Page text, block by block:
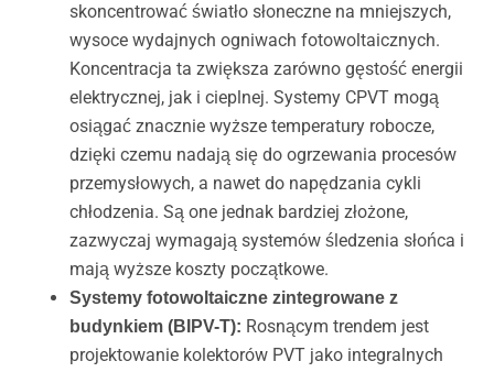
skoncentrować światło słoneczne na mniejszych,
wysoce wydajnych ogniwach fotowoltaicznych.
Koncentracja ta zwiększa zarówno gęstość energii
elektrycznej, jak i cieplnej. Systemy CPVT mogą
osiągać znacznie wyższe temperatury robocze,
dzięki czemu nadają się do ogrzewania procesów
przemysłowych, a nawet do napędzania cykli
chłodzenia. Są one jednak bardziej złożone,
zazwyczaj wymagają systemów śledzenia słońca i
mają wyższe koszty początkowe.
Systemy fotowoltaiczne zintegrowane z
budynkiem (BIPV-T): Rosnącym trendem jest
projektowanie kolektorów PVT jako integralnych